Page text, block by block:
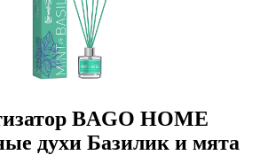
BAGO HOME
духи Базилик и мята